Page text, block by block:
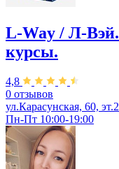
L-Way / Л-
курсы.
4,8
0 отзывов
ул.Карасунская, 60, эт.2
Пн-Пт 10:00-19:00